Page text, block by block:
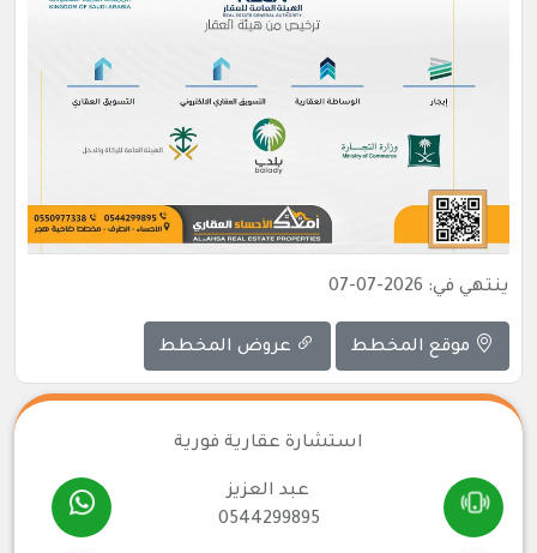
ينتهي في: 2026-07-07
موقع المخطط عروض المخطط
استشارة عقارية فورية
عبد العزيز
0544299895